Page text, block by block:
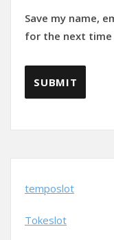
Save my name,
for the next time
temposlot
Tokeslot